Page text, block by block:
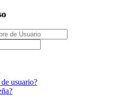
usuario?